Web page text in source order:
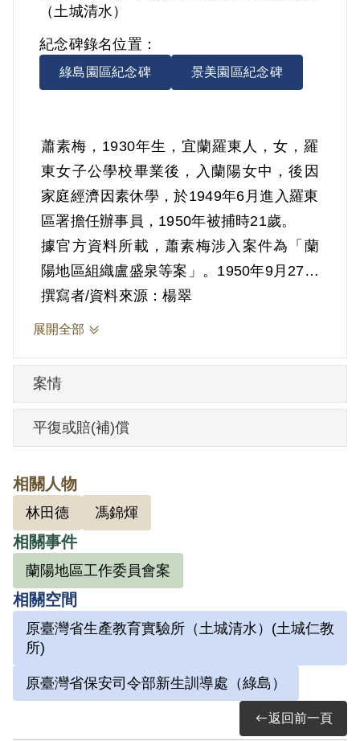
（土城清水）
紀念碑錄名位置：
綠島園區紀念碑 景美園區紀念碑
蕭素梅，1930年生，宜蘭羅東人，女，羅
東女子公學校畢業後，入蘭陽女中，後因
家庭經濟因素休學，於1949年6月進入羅東
區署擔任辦事員，1950年被捕時21歲。
據官方資料所載，蕭素梅涉入案件為「蘭
陽地區組織盧盛泉等案」。1950年9月27日
臺灣省保安司法部（39）安潔字第1764號
判決，判決書中記載，臺灣省工作委員會
校教員，也是馮守娥之兄馮錦輝指導，以
「參加叛亂之組織」罪判處有期徒刑5年、
褫奪公權4年。但被延遲釋放，實際服刑5
蕭素梅受訪時表示，戰後她很關心臺灣社
會問題，休學在羅東區署工作期間，下班
後經常與蘭陽女中同學馮守娥相聚，談論
時事，並利用在羅東區署文書股工作之
便，蒐集官方資訊與情報。1950年5月14日
晚上，她在馮守娥家中一起被捕，連夜送
保密局，兩個月後轉送辜顏碧霞的高砂鐵
工廠。判決定讞後，曾先後在臺北監獄、
綠島新生訓導處、土城生產教育實驗所服
撰寫者/資料來源：楊翠
展開全部
案情
平復或賠(補)償
相關人物
林田德 馮錦煇
相關事件
蘭陽地區工作委員會案
相關空間
原臺灣省生產教育實驗所（土城清水）(土城仁教
所)
原臺灣省保安司令部新生訓導處（綠島）
返回前一頁